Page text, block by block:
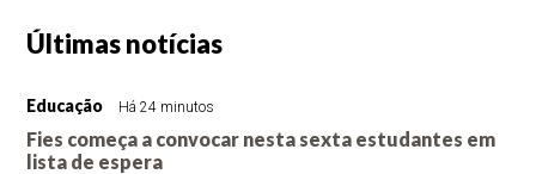
Últimas notícias
Educação Há 24 minutos
Fies começa a convocar nesta sexta estudantes em
lista de espera